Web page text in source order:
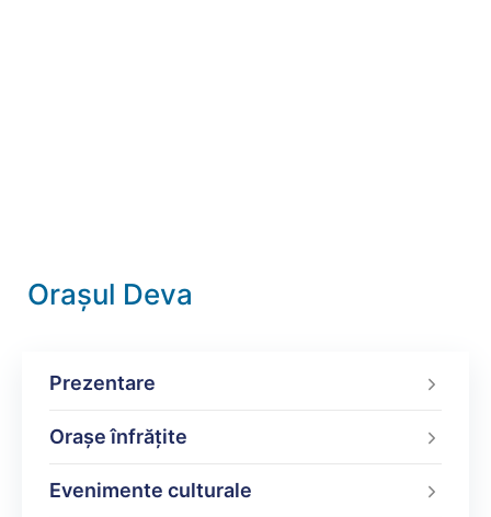
Orașul Deva
Prezentare
Orașe înfrățite
Evenimente culturale